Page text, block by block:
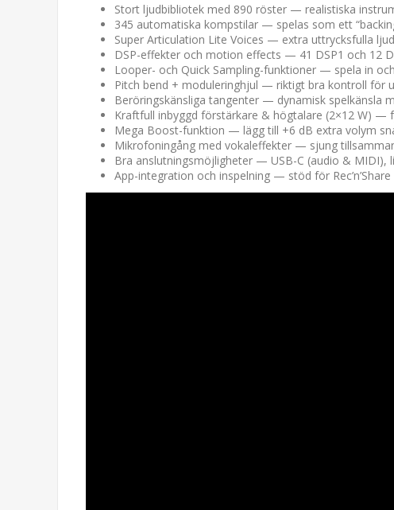
Stort ljudbibliotek med 890 röster — realistiska
345 automatiska kompstilar — spelas som ett
Super Articulation Lite Voices — extra uttrycksfulla
DSP-effekter och motion effects — 41 DSP1 och 12
Looper- och Quick Sampling-funktioner — spela in
Pitch bend + moduleringhjul — riktigt bra kontroll för
Beröringskänsliga tangenter — dynamisk spelkänsla
Kraftfull inbyggd förstärkare & högtalare (2×12 W)
Mega Boost-funktion — lägg till +6 dB extra volym
Mikrofoningång med vokaleffekter — sjung
Bra anslutningsmöjligheter — USB-C (audio &
App-integration och inspelning — stöd för